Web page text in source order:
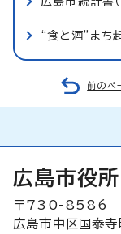
“食と酒”まち
前のペ
広島市役所
〒730-8586
広島市中区国泰